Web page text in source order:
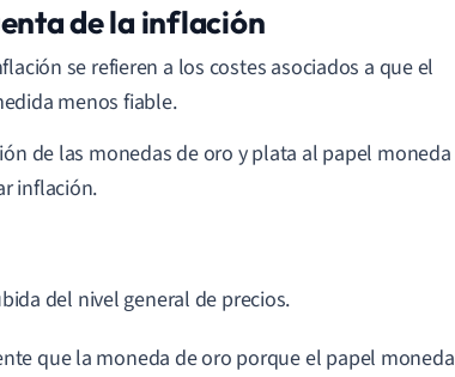
de la inflación
se refieren a los costes asociados a que el
menos fiable.
de las monedas de oro y plata al papel moneda
inflación.
del nivel general de precios.
que la moneda de oro porque el papel moneda